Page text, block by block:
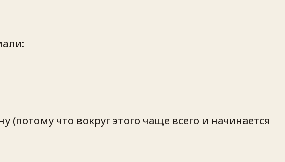
что вокруг этого чаще всего и начинается